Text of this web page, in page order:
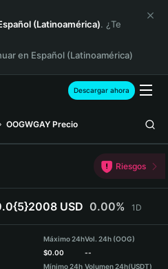
(Latinoamérica). ¿Te
en Español (Latinoamérica)
Descargar ahora
OOGWGAY Precio
Riesgos
USD 0.00% 1D
Máximo 24h
$0.00
Mínimo 24h
Vol. 24h (OOG)
--
Volumen 24h(USDT)